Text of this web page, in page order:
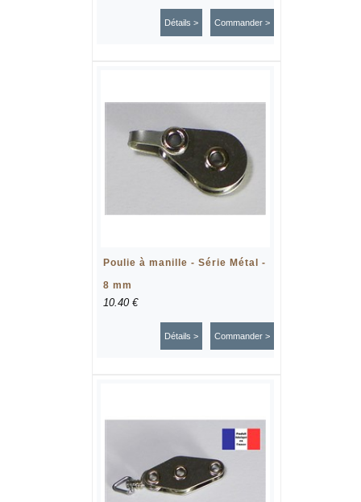
Commander >
Détails >
Poulie à manille - Série Métal -
8 mm
10.40 €
Commander >
Détails >